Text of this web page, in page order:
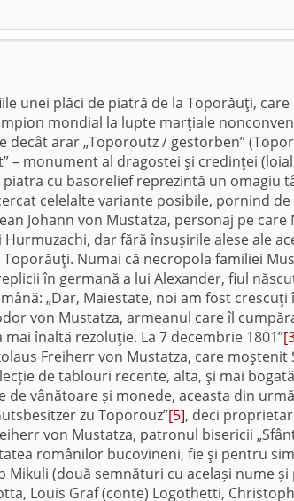
unei plăci de piatră de la Toporăuţi,
mondial la lupte marţiale
decât arar „Toporoutz / gestorben”
– monument al dragostei şi credinţei
cu basorelief reprezintă un omagiu
celelalte variante posibile, pornind
Johann von Mustatza, personaj pe
dar fără însuşirile alese ale
Numai că necropola familiei
în germană a lui Alexander, fiul
„Dar, Maiestate, noi am fost crescuţi
von Mustatza, armeanul care îl
înaltă rezoluţie. La 7 decembrie 1801”
Freiherr von Mustatza, care moştenit
de tablouri recente, alta, şi mai
de vânătoare și monede, aceasta din
zu Toporouz”[5], deci
von Mustatza, patronul bisericii
românilor bucovineni, fie şi pentru
Mikuli (două semnături cu același nume
Louis Graf (conte) Logothetti,